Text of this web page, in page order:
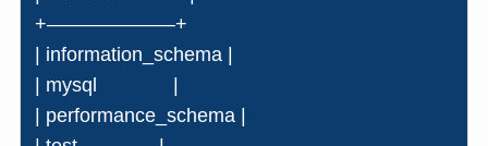
+——————–+
| information_schema |
| mysql |
| performance_schema |